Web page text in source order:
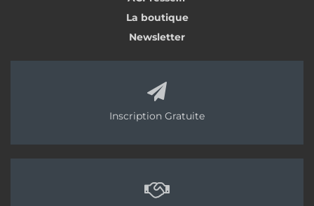
La boutique
Newsletter
Inscription Gratuite